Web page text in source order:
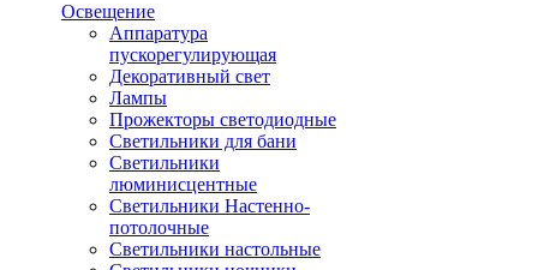
Освещение
Аппаратура
пускорегулирующая
Декоративный свет
Лампы
Прожекторы светодиодные
Светильники для бани
Светильники
люминисцентные
Светильники Настенно-
потолочные
Светильники настольные